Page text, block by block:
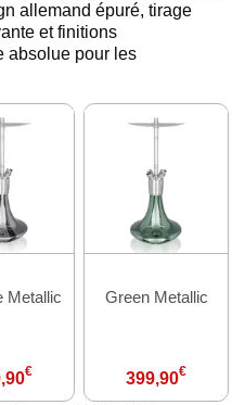
allemand épuré, tirage
et finitions
absolue pour les
Metallic
€
Green Metallic
399,90€